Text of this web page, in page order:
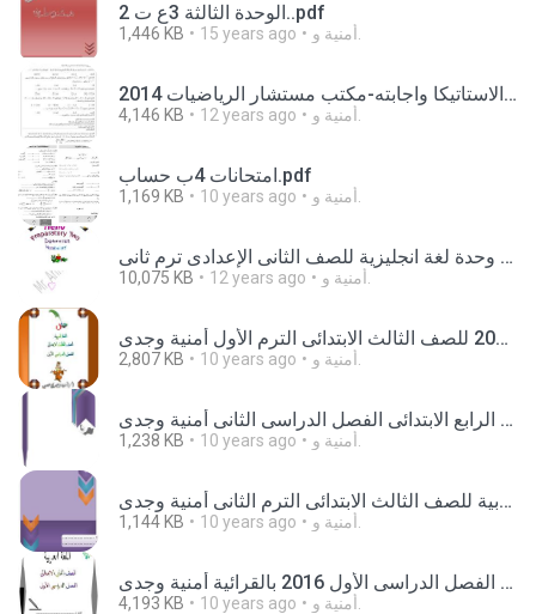
الوحدة الثالثة 3ع ت 2..pdf
1,446 KB 15 years ago
امتحان الاستاتيكا واجابته-مكتب مستشار الرياضيات 2014.pdf
4,146 KB 12 years ago
امتحانات 4ب حساب.pdf
1,169 KB 10 years ago
امتحانات على كل وحدة لغة انجليزية للصف الثانى الإعدادى ترم ثانى.doc
10,075 KB 12 years ago
بوكلت اللغة العربية المعدل 2016 للصف الثالث الابتدائى الترم الأول أمنية وجدى.pdf
2,807 KB 10 years ago
بوكلت المدارس المعدل 2016فى اللغة العربية للصف الرابع الابتدائى الفصل الدراسى الثانى أمنية وجدى.doc
1,238 KB 10 years ago
بوكلت المدارس بصيغة الوورد2016 فى اللغة العربية للصف الثالث الابتدائى الترم الثانى أمنية وجدى.doc
1,144 KB 10 years ago
بوكلت تدريبات اللغة العربية المعدل للصف الثانى الابتدائى الفصل الدراسى الأول 2016 بالقرائية أمنية وجدى.pdf
4,193 KB 10 years ago